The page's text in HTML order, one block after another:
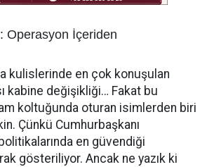
Operasyon İçeriden
kulislerinde en çok konuşulan
kabine değişikliği… Fakat bu
koltuğunda oturan isimlerden biri
Çünkü Cumhurbaşkanı
en güvendiği
gösteriliyor. Ancak ne yazık ki